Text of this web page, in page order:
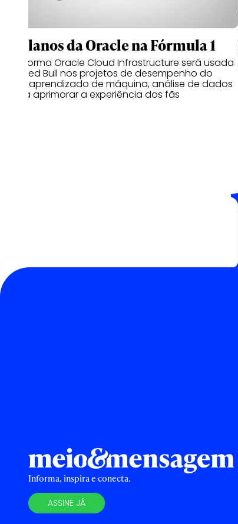
Os planos da Oracle na Fórmula 1
Plataforma Oracle Cloud Infrastructure será usada
pela Red Bull nos projetos de desempenho do
carro, aprendizado de máquina, análise de dados
e para aprimorar a experiência dos fãs
Informa, inspira e conecta.
ASSINE JÁ